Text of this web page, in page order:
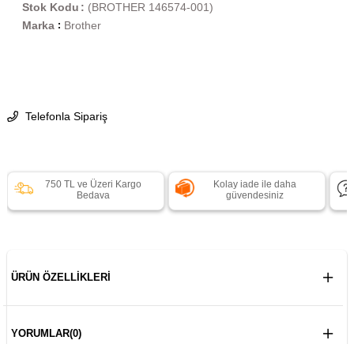
(BROTHER 146574-001)
Stok Kodu
Marka : Brother
Telefonla Sipariş
750 TL ve Üzeri Kargo
Bedava
Kolay iade ile daha
güvendesiniz
ÜRÜN ÖZELLIKLERI
YORUMLAR(0)